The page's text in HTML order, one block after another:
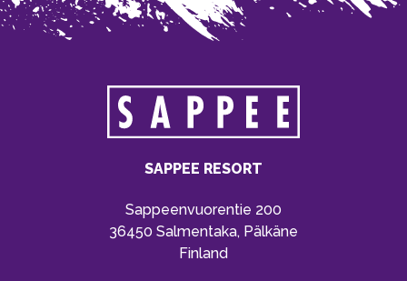
SAPPEE RESORT
Sappeenvuorentie 200
36450 Salmentaka, Pälkäne
Finland